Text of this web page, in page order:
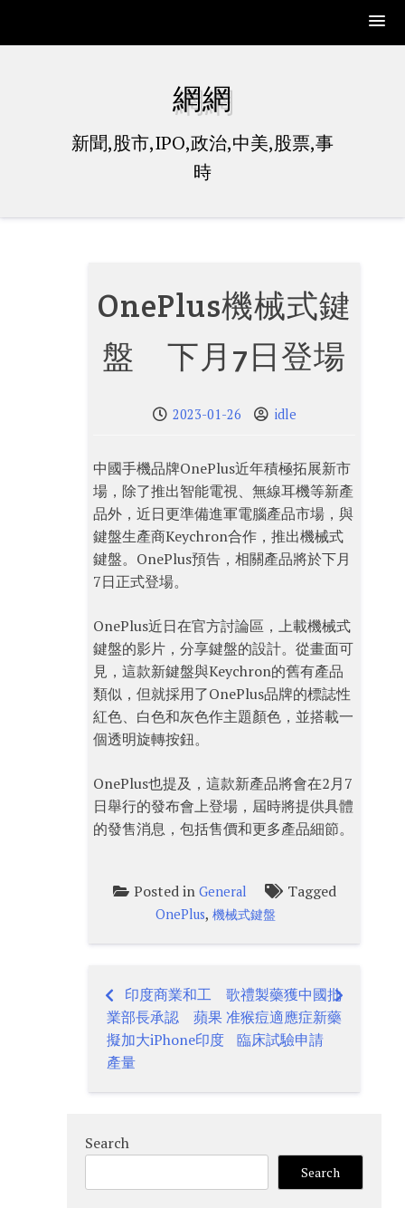
網網
新聞,股市,IPO,政治,中美,股票,事
時
OnePlus機械式鍵
盤 下月7日登場
2023-01-26 idle
中國手機品牌OnePlus近年積極拓展新市
場，除了推出智能電視、無線耳機等新產
品外，近日更準備進軍電腦產品市場，與
鍵盤生產商Keychron合作，推出機械式
鍵盤。OnePlus預告，相關產品將於下月
7日正式登場。
OnePlus近日在官方討論區，上載機械式
鍵盤的影片，分享鍵盤的設計。從畫面可
見，這款新鍵盤與Keychron的舊有產品
類似，但就採用了OnePlus品牌的標誌性
紅色、白色和灰色作主題顏色，並搭載一
個透明旋轉按鈕。
OnePlus也提及，這款新產品將會在2月7
日舉行的發布會上登場，屆時將提供具體
的發售消息，包括售價和更多產品細節。
Posted in General Tagged
OnePlus, 機械式鍵盤
Post
navigation
印度商業和工
業部長承認 蘋果
擬加大iPhone印度
產量
歌禮製藥獲中國批
准猴痘適應症新藥
臨床試驗申請
Search
Search